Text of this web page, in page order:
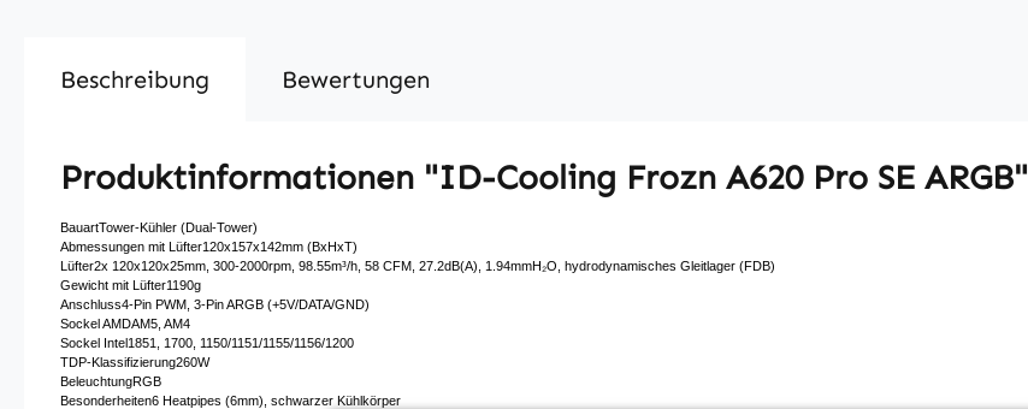
Beschreibung Bewertungen
Produktinformationen "ID-Cooling Frozn A620 Pro SE ARGB"
BauartTower-Kühler (Dual-Tower)
Abmessungen mit Lüfter120x157x142mm (BxHxT)
Lüfter2x 120x120x25mm, 300-2000rpm, 98.55m³/​h, 58 CFM, 27.2dB(A), 1.94mmH₂O, hydrodynamisches Gleitlager (FDB)
Gewicht mit Lüfter1190g
Anschluss4-Pin PWM, 3-Pin ARGB (+5V/​DATA/​GND)
Sockel AMDAM5, AM4
Sockel Intel1851, 1700, 1150/​1151/​1155/​1156/​1200
TDP-Klassifizierung260W
BeleuchtungRGB
Besonderheiten6 Heatpipes (6mm), schwarzer Kühlkörper